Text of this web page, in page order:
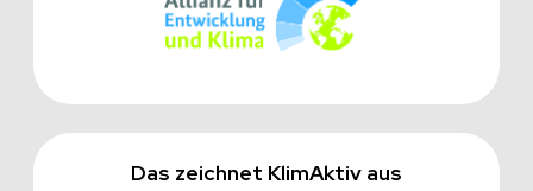
Das zeichnet KlimAktiv aus